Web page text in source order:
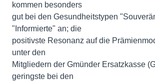
kommen besonders
gut bei den Gesundheitstypen
"Informierte" an; die
positivste Resonanz auf die
unter den
Mitgliedern der Gmünder Ersatzkasse
geringste bei den